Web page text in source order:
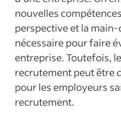
Articles récents
Afficher
nouvelles
perspective et la
nécessaire pour faire
entreprise. Toutefois,
recrutement peut être
pour les employeurs
recrutement.